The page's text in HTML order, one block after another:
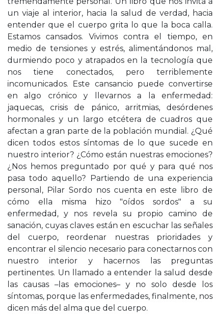
un viaje al interior, hacia la salud de verdad, hacia
entender que el cuerpo grita lo que la boca calla.
Estamos cansados. Vivimos contra el tiempo, en
medio de tensiones y estrés, alimentándonos mal,
durmiendo poco y atrapados en la tecnología que
nos tiene conectados, pero terriblemente
incomunicados. Este cansancio puede convertirse
en algo crónico y llevarnos a la enfermedad:
jaquecas, crisis de pánico, arritmias, desórdenes
hormonales y un largo etcétera de cuadros que
afectan a gran parte de la población mundial. ¿Qué
dicen todos estos síntomas de lo que sucede en
nuestro interior? ¿Cómo están nuestras emociones?
¿Nos hemos preguntado por qué y para qué nos
pasa todo aquello? Partiendo de una experiencia
personal, Pilar Sordo nos cuenta en este libro de
cómo ella misma hizo "oídos sordos" a su
enfermedad, y nos revela su propio camino de
sanación, cuyas claves están en escuchar las señales
del cuerpo, reordenar nuestras prioridades y
encontrar el silencio necesario para conectarnos con
nuestro interior y hacernos las preguntas
pertinentes. Un llamado a entender la salud desde
las causas –las emociones– y no solo desde los
síntomas, porque las enfermedades, finalmente, nos
dicen más del alma que del cuerpo.